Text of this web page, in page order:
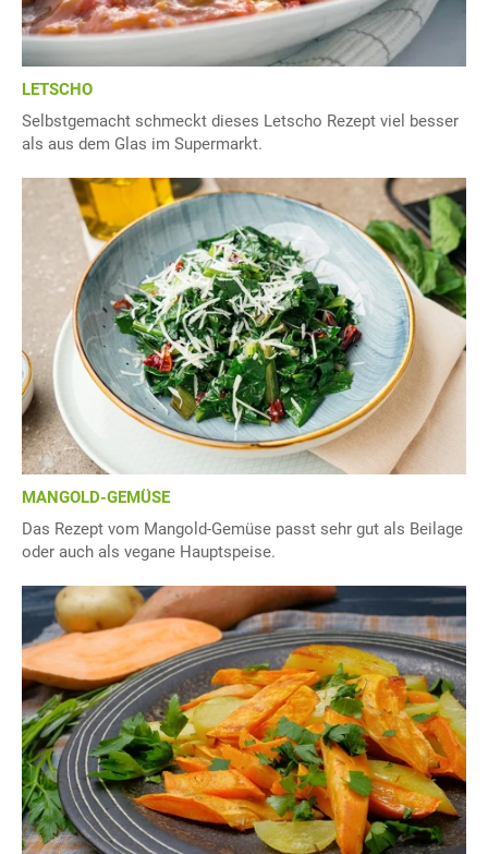
LETSCHO
Selbstgemacht schmeckt dieses Letscho Rezept viel besser
als aus dem Glas im Supermarkt.
MANGOLD-GEMÜSE
Das Rezept vom Mangold-Gemüse passt sehr gut als Beilage
oder auch als vegane Hauptspeise.